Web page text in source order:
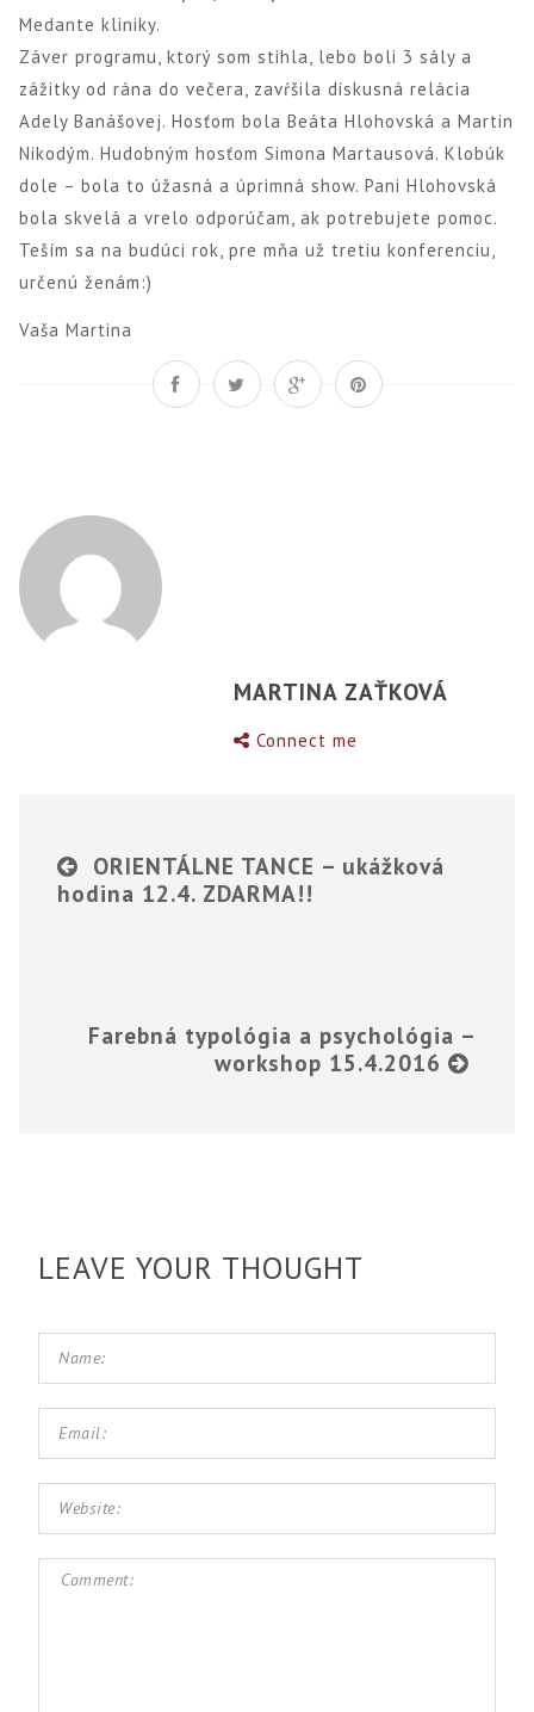
Medante kliniky.
Záver programu, ktorý som stihla, lebo boli 3 sály a
zážitky od rána do večera, zavŕšila diskusná relácia
Adely Banášovej. Hosťom bola Beáta Hlohovská a Martin
Nikodým. Hudobným hosťom Simona Martausová. Klobúk
dole – bola to úžasná a úprimná show. Pani Hlohovská
bola skvelá a vrelo odporúčam, ak potrebujete pomoc.
Teším sa na budúci rok, pre mňa už tretiu konferenciu,
určenú ženám:)
Vaša Martina
MARTINA ZAŤKOVÁ
Connect me
ORIENTÁLNE TANCE – ukážková
hodina 12.4. ZDARMA!!
Farebná typológia a psychológia –
workshop 15.4.2016
LEAVE YOUR THOUGHT